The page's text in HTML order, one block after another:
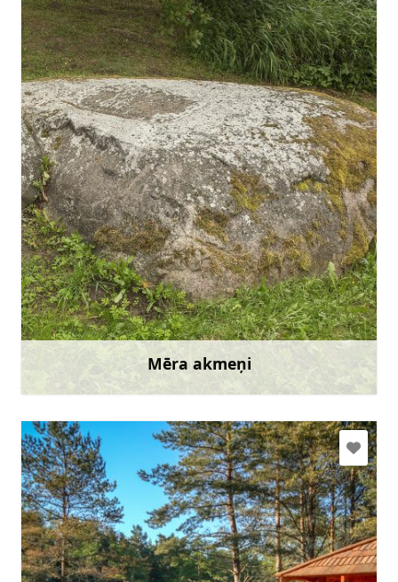
Mēra akmeņi
Doties
Uzzināt vairāk